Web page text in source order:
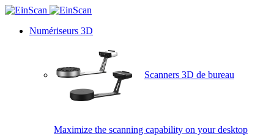
Numériseurs 3D
Scanners 3D de bureau
Maximize the scanning capability on your desktop